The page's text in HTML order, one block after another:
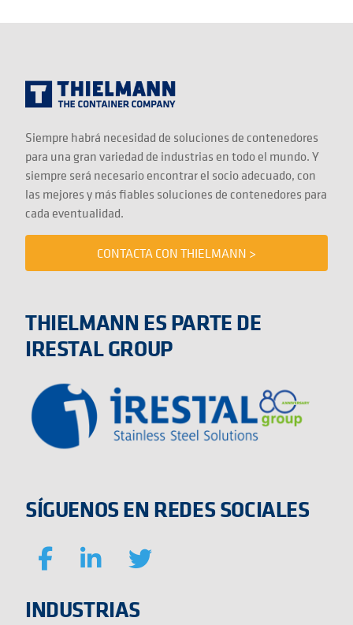
Siempre habrá necesidad de soluciones de contenedores
para una gran variedad de industrias en todo el mundo. Y
siempre será necesario encontrar el socio adecuado, con
las mejores y más fiables soluciones de contenedores para
cada eventualidad.
CONTACTA CON THIELMANN >
THIELMANN ES PARTE DE
IRESTAL GROUP
SÍGUENOS EN REDES SOCIALES
INDUSTRIAS